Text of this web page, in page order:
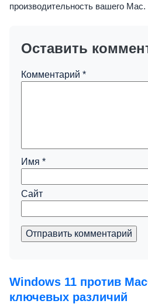
производительность вашего Mac.
Оставить
Комментарий *
Имя *
Сайт
Отправить комментарий
Windows 11 против
ключевых различий